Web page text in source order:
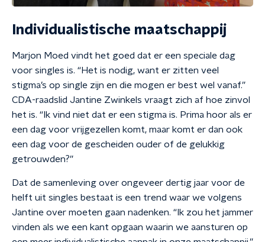
Individualistische maatschappij
Marjon Moed vindt het goed dat er een speciale dag
voor singles is. “Het is nodig, want er zitten veel
stigma’s op single zijn en die mogen er best wel vanaf.”
CDA-raadslid Jantine Zwinkels vraagt zich af hoe zinvol
het is. “Ik vind niet dat er een stigma is. Prima hoor als er
een dag voor vrijgezellen komt, maar komt er dan ook
een dag voor de gescheiden ouder of de gelukkig
getrouwden?”
Dat de samenleving over ongeveer dertig jaar voor de
helft uit singles bestaat is een trend waar we volgens
Jantine over moeten gaan nadenken. “Ik zou het jammer
vinden als we een kant opgaan waarin we aansturen op